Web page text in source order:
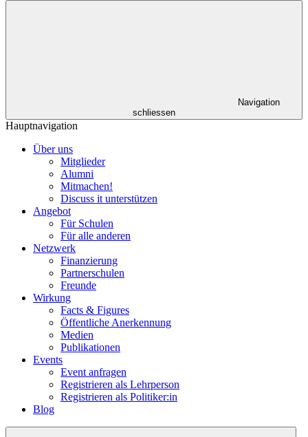
Navigation
schliessen
Hauptnavigation
Über uns
Mitglieder
Alumni
Mitmachen!
Discuss it unterstützen
Angebot
Für Schulen
Für alle anderen
Netzwerk
Finanzierung
Partnerschulen
Freunde
Wirkung
Facts & Figures
Öffentliche Anerkennung
Medien
Publikationen
Events
Event anfragen
Registrieren als Lehrperson
Registrieren als Politiker:in
Blog